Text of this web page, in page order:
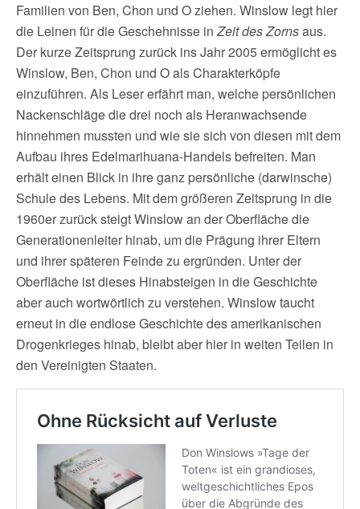
Familien von Ben, Chon und O ziehen. Winslow legt hier
die Leinen für die Geschehnisse inZeit des Zornsaus.
Der kurze Zeitsprung zurück ins Jahr 2005 ermöglicht es
Winslow, Ben, Chon und O als Charakterköpfe
einzuführen. Als Leser erfährt man, welche persönlichen
Nackenschläge die drei noch als Heranwachsende
hinnehmen mussten und wie sie sich von diesen mit dem
Aufbau ihres Edelmarihuana-Handels befreiten. Man
erhält einen Blick in ihre ganz persönliche (darwinsche)
Schule des Lebens. Mit dem größeren Zeitsprung in die
1960er zurück steigt Winslow an der Oberfläche die
Generationenleiter hinab, um die Prägung ihrer Eltern
und ihrer späteren Feinde zu ergründen. Unter der
Oberfläche ist dieses Hinabsteigen in die Geschichte
aber auch wortwörtlich zu verstehen. Winslow taucht
erneut in die endlose Geschichte des amerikanischen
Drogenkrieges hinab, bleibt aber hier in weiten Teilen in
den Vereinigten Staaten.